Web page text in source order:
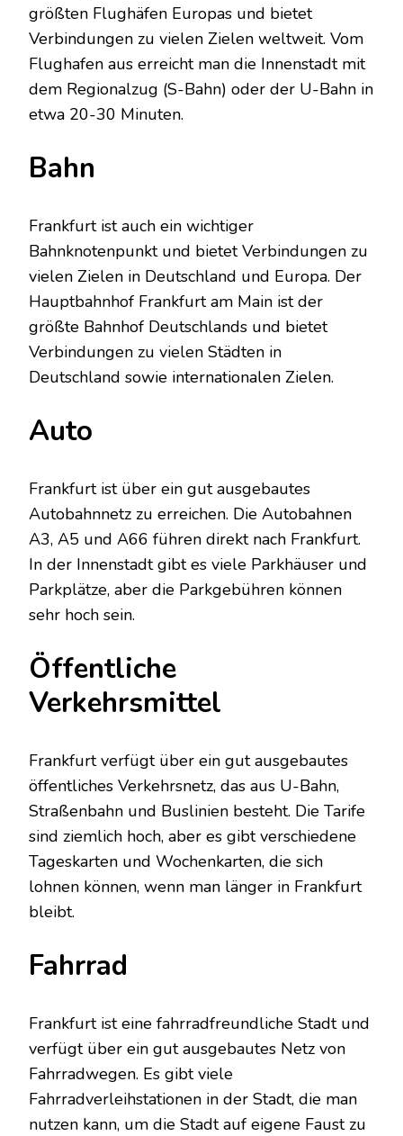
größten Flughäfen Europas und bietet
Verbindungen zu vielen Zielen weltweit. Vom
Flughafen aus erreicht man die Innenstadt mit
dem Regionalzug (S-Bahn) oder der U-Bahn in
etwa 20-30 Minuten.
Bahn
Frankfurt ist auch ein wichtiger
Bahnknotenpunkt und bietet Verbindungen zu
vielen Zielen in Deutschland und Europa. Der
Hauptbahnhof Frankfurt am Main ist der
größte Bahnhof Deutschlands und bietet
Verbindungen zu vielen Städten in
Deutschland sowie internationalen Zielen.
Auto
Frankfurt ist über ein gut ausgebautes
Autobahnnetz zu erreichen. Die Autobahnen
A3, A5 und A66 führen direkt nach Frankfurt.
In der Innenstadt gibt es viele Parkhäuser und
Parkplätze, aber die Parkgebühren können
sehr hoch sein.
Öffentliche
Verkehrsmittel
Frankfurt verfügt über ein gut ausgebautes
öffentliches Verkehrsnetz, das aus U-Bahn,
Straßenbahn und Buslinien besteht. Die Tarife
sind ziemlich hoch, aber es gibt verschiedene
Tageskarten und Wochenkarten, die sich
lohnen können, wenn man länger in Frankfurt
bleibt.
Fahrrad
Frankfurt ist eine fahrradfreundliche Stadt und
verfügt über ein gut ausgebautes Netz von
Fahrradwegen. Es gibt viele
Fahrradverleihstationen in der Stadt, die man
nutzen kann, um die Stadt auf eigene Faust zu